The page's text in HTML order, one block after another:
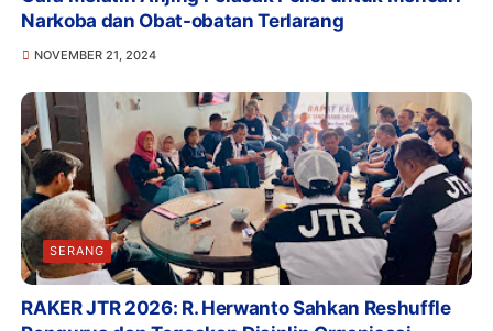
Narkoba dan Obat-obatan Terlarang
NOVEMBER 21, 2024
SERANG
RAKER JTR 2026: R. Herwanto Sahkan Reshuffle